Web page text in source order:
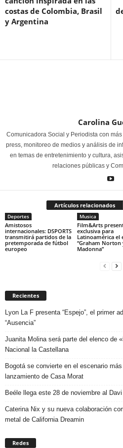
costas de Colombia, Brasil
y Argentina
Carolina
Comunicadora Social y Periodista con
press, monitoreo de medios y análisis de
en temas de entretenimiento y cultura,
relaciones públicas y
Artículos relacionados
Deportes
Amistosos
internacionales: DSPORTS
transmitirá partidos de la
pretemporada de fútbol
europeo
Musica
Film&Arts
exclusiva para
Latinoamérica el
“Graham Norton
Madonna”
Recientes
Lyon La F presenta “Espejo”, el primer
“Ausencia”
Juanita Molina será parte del elenco de
Nacional la Castellana
Bogotá se convierte en el escenario
lanzamiento de Casa Morat
Beéle llega este 28 de noviembre al
Caterina Nix y su nueva colaboración
metal de California Dreamin
Redes